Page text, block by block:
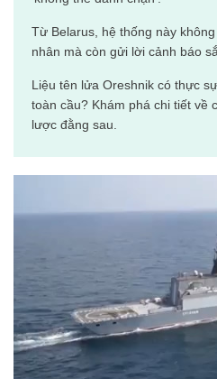
Từ Belarus, hệ thống này
nhân mà còn gửi lời cảnh báo
Liệu tên lửa Oreshnik có thực
toàn cầu? Khám phá chi tiết về
lược đằng sau.